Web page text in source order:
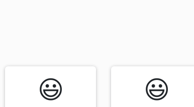
😃️ 😃️